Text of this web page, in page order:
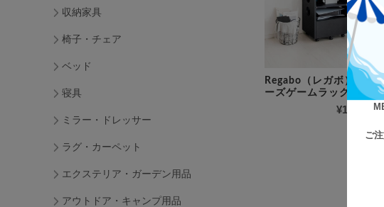
ご
Regabo（レガボ） デザ
ーズゲームラック
¥19,700(
収納家具
椅子・チェア
ベッド
寝具
ミラー・ドレッサー
ラグ・カーペット
エクステリア・ガーデン用品
アウトドア・キャンプ用品